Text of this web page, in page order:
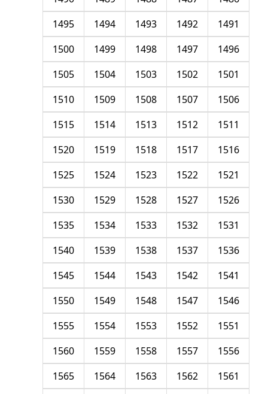
1491
1492
1493
1494
1495
1496
1497
1498
1499
1500
1501
1502
1503
1504
1505
1506
1507
1508
1509
1510
1511
1512
1513
1514
1515
1516
1517
1518
1519
1520
1521
1522
1523
1524
1525
1526
1527
1528
1529
1530
1531
1532
1533
1534
1535
1536
1537
1538
1539
1540
1541
1542
1543
1544
1545
1546
1547
1548
1549
1550
1551
1552
1553
1554
1555
1556
1557
1558
1559
1560
1561
1562
1563
1564
1565